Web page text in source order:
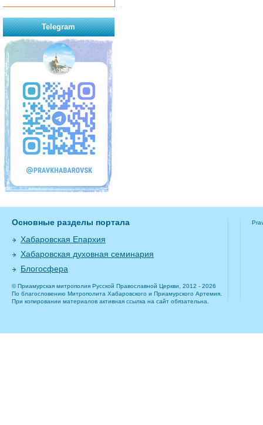
Telegram
Основные разделы портала
Хабаровская Епархия
Хабаровская духовная семинария
Блогосфера
© Приамурская митрополия Русской Православной Церкви, 2012 - 2026
По благословению Митрополита Хабаровского и Приамурского Артемия.
При копировании материалов активная ссылка на сайт обязательна.